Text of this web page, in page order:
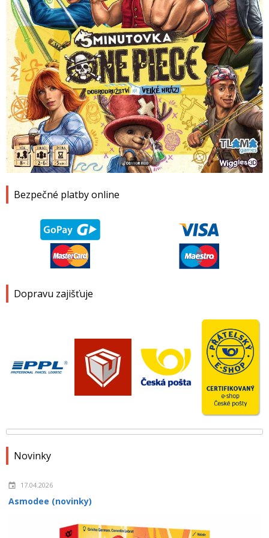
Bezpečné platby online
Dopravu zajišťuje
Novinky
17.04.2026
Asmodee (novinky)